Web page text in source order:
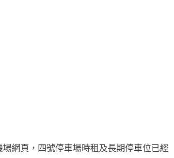
網頁，四號停車場時租及長期停車位已經